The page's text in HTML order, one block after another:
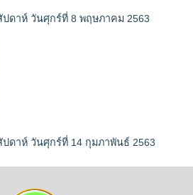
ดาห์ วันศุกร์ที่ 8 พฤษภาคม 2563
ดาห์ วันศุกร์ที่ 14 กุมภาพันธ์ 2563